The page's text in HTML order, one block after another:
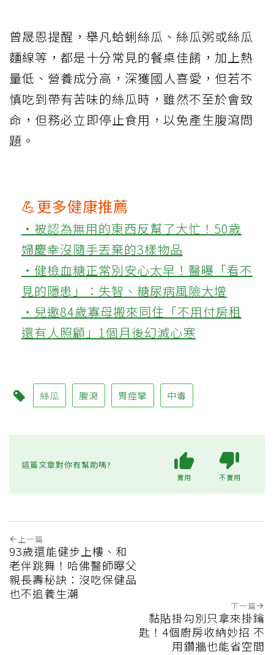
曾晟恩提醒，舉凡蛤蜊絲瓜、絲瓜粥或絲瓜
麵線等，都是十分常見的餐桌佳餚，加上熱
量低、營養成分高，深獲國人喜愛，但若不
慎吃到帶有苦味的絲瓜時，雖然不至於會致
命，但務必立即停止食用，以免產生腹瀉問
題。
💪更多健康推薦
‧被認為無用的東西反幫了大忙！50歲
婦慶幸沒隨手丟棄的3樣物品
‧健檢血糖正常別安心太早！醫曝「看不
見的隱患」：失智、糖尿病風險大增
‧兒邀84歲寡母搬來同住「不用付房租
還有人照顧」1個月後幻滅心寒
絲瓜 腹瀉 胃痙攣 中毒
這篇文章對你有幫助嗎?
實用 不實用
上一篇
93歲還能健步上樓、和
老伴跳舞！哈佛醫師曝父
親長壽秘訣：沒吃保健品
也不追養生潮
下一篇
黏貼掛勾別只拿來掛鑰
匙！4個廚房收納妙招 不
用鑽牆也能省空間